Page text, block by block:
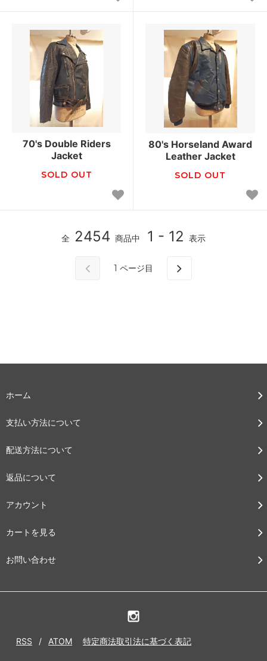
70's Double Riders
Jacket
SOLD OUT
80's Horseland Award
Leather Jacket
SOLD OUT
全 2454 商品中 1 - 12 表示
1 ページ目
ホーム
支払い方法について
配送方法について
返品について
アカウント
カートを見る
お問い合わせ
RSS / ATOM 特定商法取引法に基づく表記